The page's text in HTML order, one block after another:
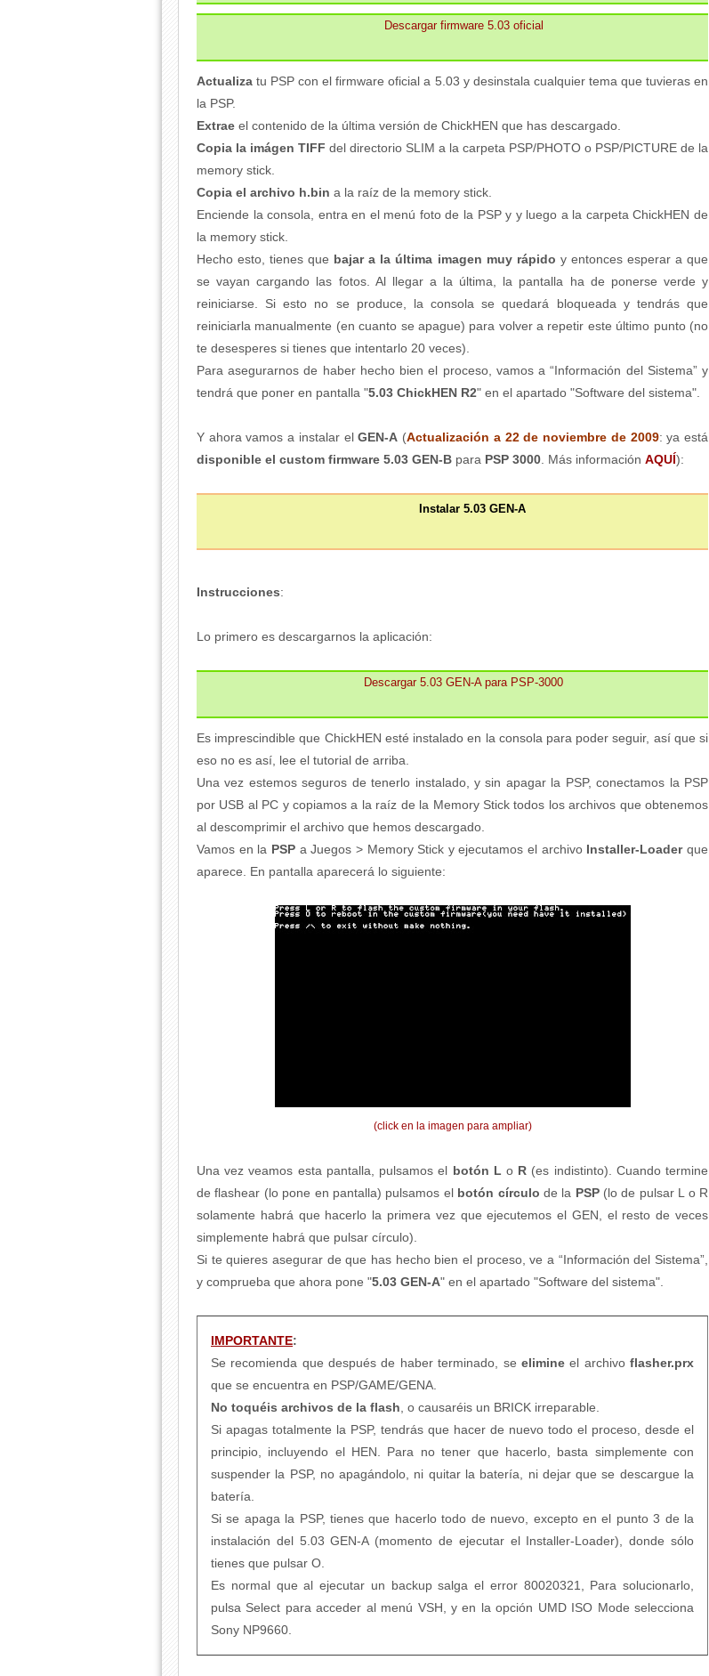
Descargar firmware 5.03 oficial
Actualiza tu PSP con el firmware oficial a 5.03 y desinstala cualquier tema que tuvieras en
la PSP.
Extrae el contenido de la última versión de ChickHEN que has descargado.
Copia la imágen TIFF del directorio SLIM a la carpeta PSP/PHOTO o PSP/PICTURE de la
memory stick.
Copia el archivo h.bin a la raíz de la memory stick.
Enciende la consola, entra en el menú foto de la PSP y y luego a la carpeta ChickHEN de
la memory stick.
Hecho esto, tienes que bajar a la última imagen muy rápido y entonces esperar a que
se vayan cargando las fotos. Al llegar a la última, la pantalla ha de ponerse verde y
reiniciarse. Si esto no se produce, la consola se quedará bloqueada y tendrás que
reiniciarla manualmente (en cuanto se apague) para volver a repetir este último punto (no
te desesperes si tienes que intentarlo 20 veces).
Para asegurarnos de haber hecho bien el proceso, vamos a “Información del Sistema” y
tendrá que poner en pantalla "5.03 ChickHEN R2" en el apartado "Software del sistema".
Y ahora vamos a instalar elGEN-A (Actualización a 22 de noviembre de 2009: ya está
disponible el custom firmware 5.03 GEN-B para PSP 3000 . Más información AQUÍ):
Instalar 5.03 GEN-A
Instrucciones:
Lo primero es descargarnos la aplicación:
Descargar 5.03 GEN-A para PSP-3000
Es imprescindible que ChickHEN esté instalado en la consola para poder seguir, así que si
eso no es así, lee el tutorial de arriba.
Una vez estemos seguros de tenerlo instalado, y sin apagar la PSP, conectamos la PSP
por USB al PC y copiamos a la raíz de la Memory Stick todos los archivos que obtenemos
al descomprimir el archivo que hemos descargado.
Vamos en la PSP a Juegos > Memory Stick y ejecutamos el archivo Installer-Loaderque
aparece. En pantalla aparecerá lo siguiente:
(click en la imagen para ampliar)
Una vez veamos esta pantalla, pulsamos el botón L o R (es indistinto). Cuando termine
de flashear (lo pone en pantalla) pulsamos el botón círculo de la PSP (lo de pulsar L o R
solamente habrá que hacerlo la primera vez que ejecutemos el GEN, el resto de veces
simplemente habrá que pulsar círculo).
Si te quieres asegurar de que has hecho bien el proceso, ve a “Información del Sistema”,
y comprueba que ahora pone "5.03 GEN-A" en el apartado "Software del sistema".
IMPORTANTE:
Se recomienda que después de haber terminado, se elimineel archivoflasher.prx
que se encuentra en PSP/GAME/GENA.
No toquéis archivos de la flash , o causaréis un BRICK irreparable.
Si apagas totalmente la PSP, tendrás que hacer de nuevo todo el proceso, desde el
principio, incluyendo el HEN. Para no tener que hacerlo, basta simplemente con
suspender la PSP, no apagándolo, ni quitar la batería, ni dejar que se descargue la
batería.
Si se apaga la PSP, tienes que hacerlo todo de nuevo, excepto en el punto 3 de la
instalación del 5.03 GEN-A (momento de ejecutar el Installer-Loader), donde sólo
tienes que pulsar O.
Es normal que al ejecutar un backup salga el error 80020321, Para solucionarlo,
pulsa Select para acceder al menú VSH, y en la opción UMD ISO Mode selecciona
Sony NP9660.